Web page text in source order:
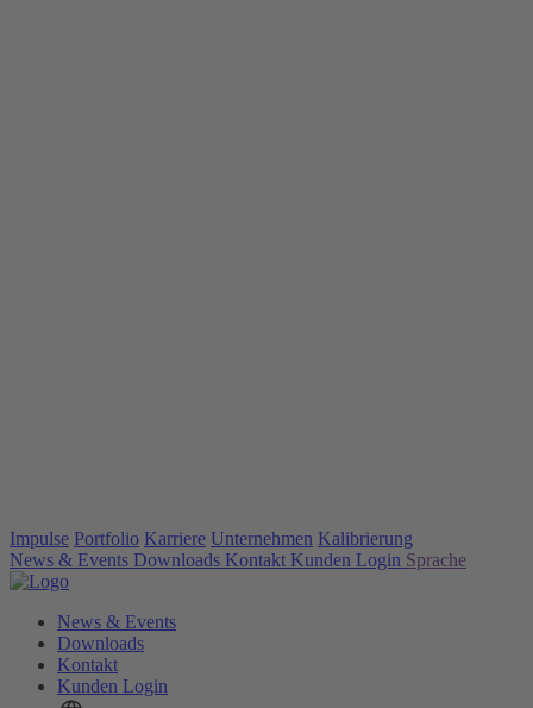
Impulse Portfolio Karriere Unternehmen Kalibrierung
News & Events Downloads Kontakt Kunden Login Sprache
News & Events
Downloads
Kontakt
Kunden Login